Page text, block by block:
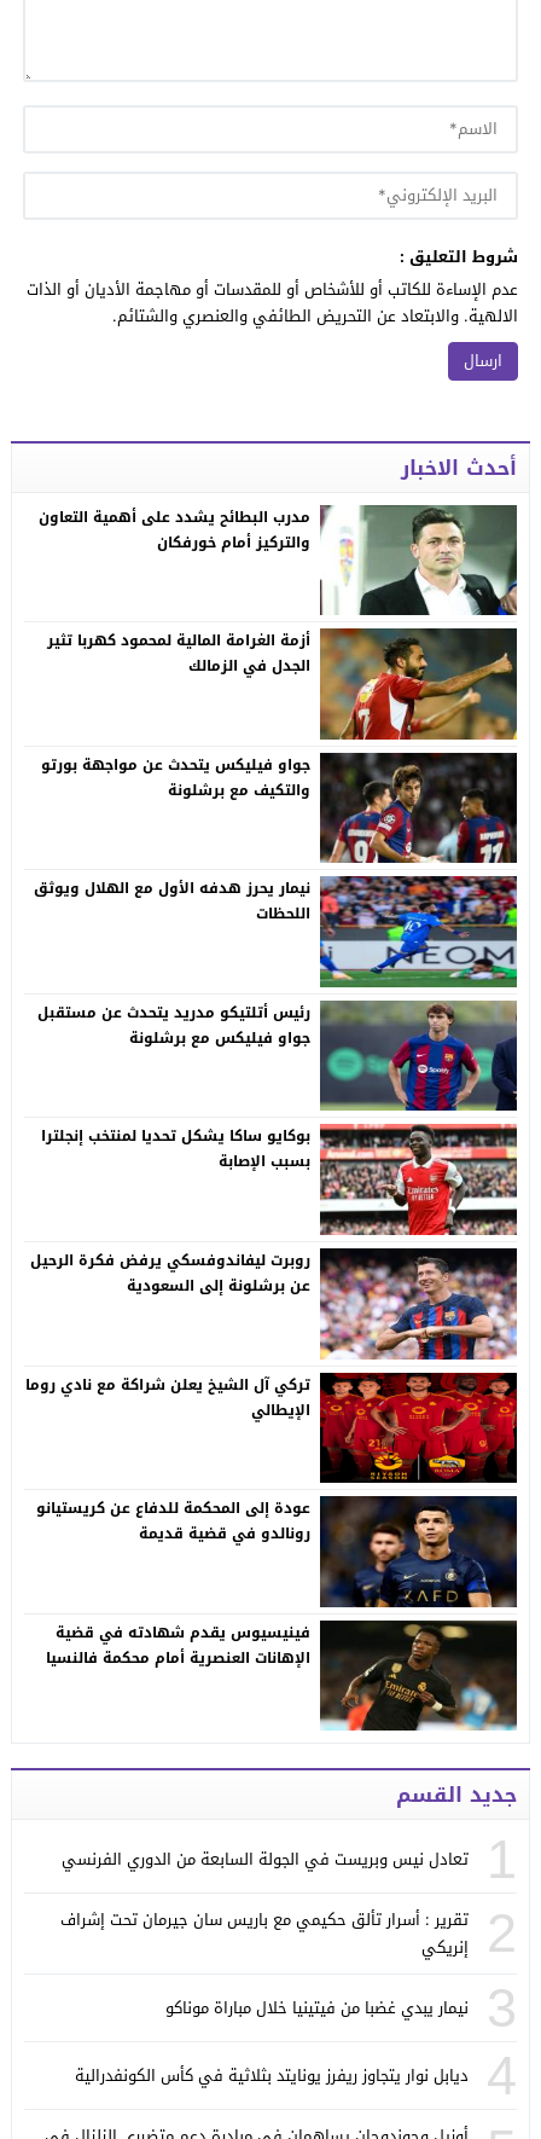
شروط التعليق :
عدم الإساءة للكاتب أو للأشخاص أو للمقدسات أو مهاجمة الأديان أو الذات
الالهية. والابتعاد عن التحريض الطائفي والعنصري والشتائم.
أحدث الاخبار
مدرب البطائح يشدد على أهمية التعاون
والتركيز أمام خورفكان
أزمة الغرامة المالية لمحمود كهربا تثير
الجدل في الزمالك
جواو فيليكس يتحدث عن مواجهة بورتو
والتكيف مع برشلونة
نيمار يحرز هدفه الأول مع الهلال ويوثق
اللحظات
رئيس أتلتيكو مدريد يتحدث عن مستقبل
جواو فيليكس مع برشلونة
بوكايو ساكا يشكل تحديا لمنتخب إنجلترا
بسبب الإصابة
روبرت ليفاندوفسكي يرفض فكرة الرحيل
عن برشلونة إلى السعودية
تركي آل الشيخ يعلن شراكة مع نادي روما
الإيطالي
عودة إلى المحكمة للدفاع عن كريستيانو
رونالدو في قضية قديمة
فينيسيوس يقدم شهادته في قضية
الإهانات العنصرية أمام محكمة فالنسيا
جديد القسم
1 تعادل نيس وبريست في الجولة السابعة من الدوري الفرنسي
2
تقرير : أسرار تألق حكيمي مع باريس سان جيرمان تحت إشراف
إنريكي
3 نيمار يبدي غضبا من فيتينيا خلال مباراة موناكو
4 ديابل نوار يتجاوز ريفرز يونايتد بثلاثية في كأس الكونفدرالية